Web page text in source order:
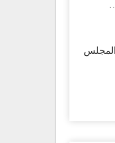
طلاب